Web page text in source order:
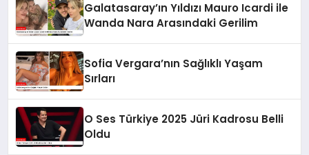
Galatasaray’ın Yıldızı Mauro Icardi ile
Wanda Nara Arasındaki Gerilim
Sofia Vergara’nın Sağlıklı Yaşam
Sırları
O Ses Türkiye 2025 Jüri Kadrosu Belli
Oldu